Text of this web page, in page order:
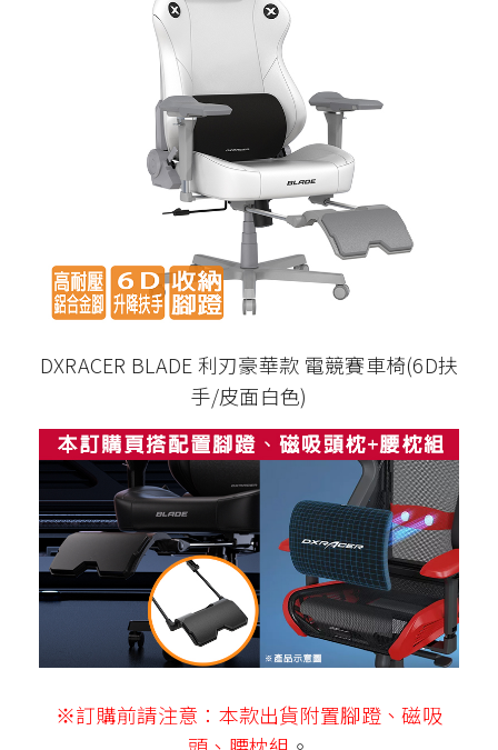
DXRACER BLADE 利刃豪華款 電競賽車椅(6D扶
手/皮面白色)
※訂購前請注意：本款出貨附置腳蹬、磁吸